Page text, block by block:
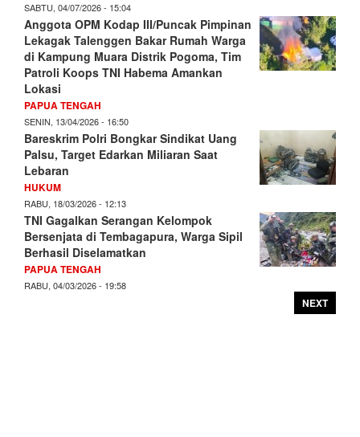
SABTU, 04/07/2026 - 15:04
Anggota OPM Kodap III/Puncak Pimpinan
Lekagak Talenggen Bakar Rumah Warga
di Kampung Muara Distrik Pogoma, Tim
Patroli Koops TNI Habema Amankan
Lokasi
PAPUA TENGAH
SENIN, 13/04/2026 - 16:50
Bareskrim Polri Bongkar Sindikat Uang
Palsu, Target Edarkan Miliaran Saat
Lebaran
HUKUM
RABU, 18/03/2026 - 12:13
TNI Gagalkan Serangan Kelompok
Bersenjata di Tembagapura, Warga Sipil
Berhasil Diselamatkan
PAPUA TENGAH
RABU, 04/03/2026 - 19:58
NEXT